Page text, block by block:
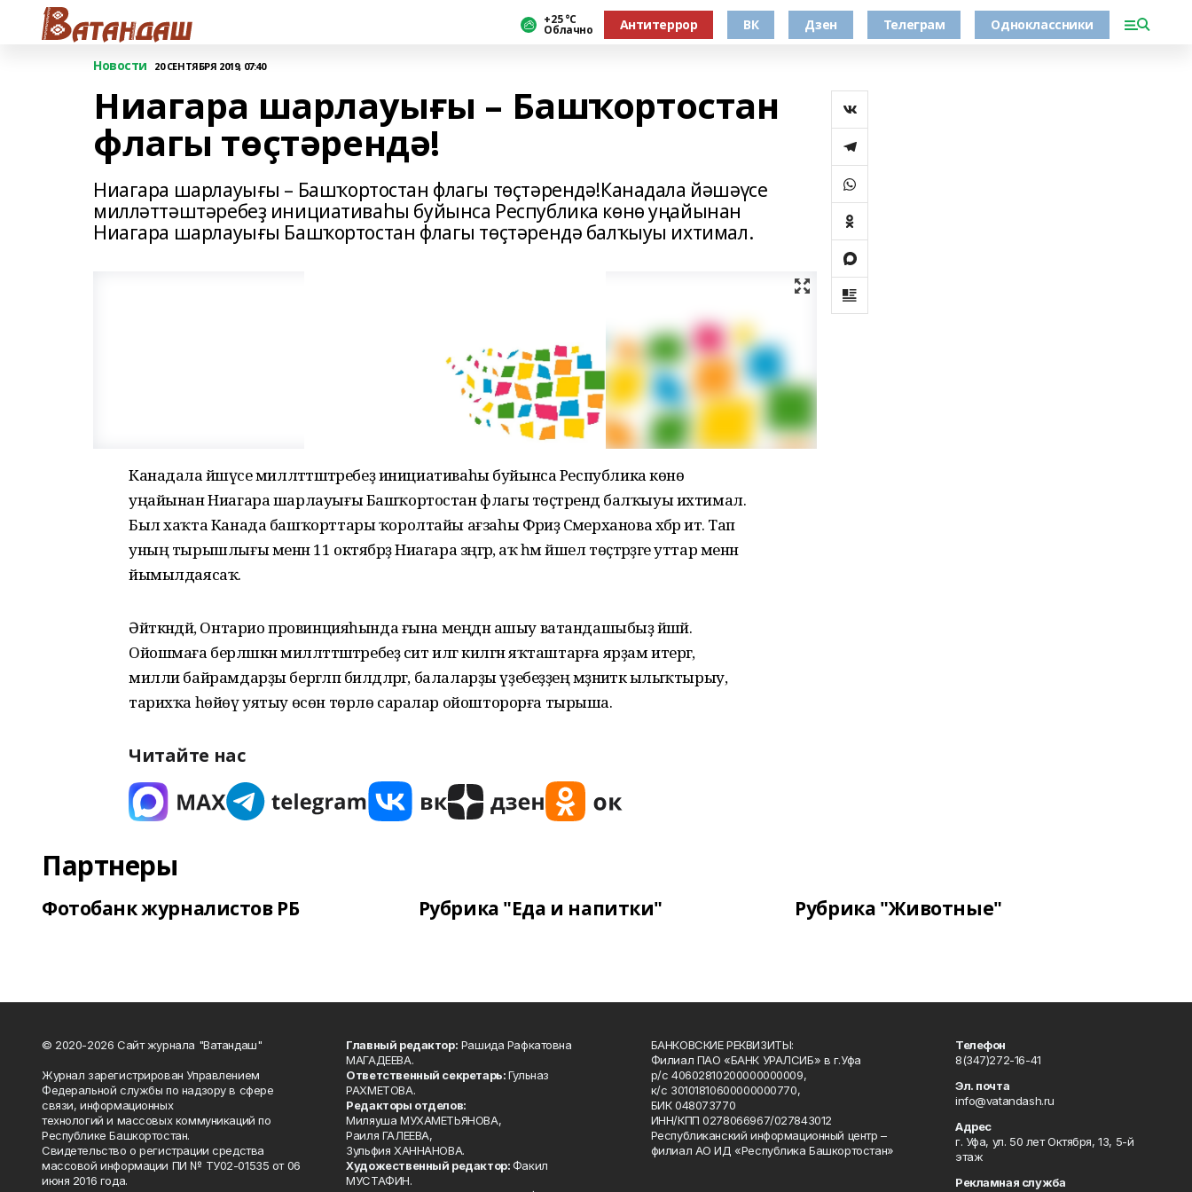
+25 °С
Облачно Антитеррор ВК Дзен Телеграм Одноклассники
Новости 20 СЕНТЯБРЯ 2019, 07:40
Ниагара шарлауығы – Башҡортостан
флагы төҫтәрендә!
Ниагара шарлауығы – Башҡортостан флагы төҫтәрендә!Канадала йәшәүсе
милләттәштәребеҙ инициативаһы буйынса Республика көнө уңайынан
Ниагара шарлауығы Башҡортостан флагы төҫтәрендә балҡыуы ихтимал.
Канадала йәшәүсе милләттәштәребеҙ инициативаһы буйынса Республика көнө
уңайынан Ниагара шарлауығы Башҡортостан флагы төҫтәрендә балҡыуы ихтимал.
Был хаҡта Канада башҡорттары ҡоролтайы ағзаһы Фәриҙә Сәмерханова хәбәр итә. Тап
уның тырышлығы менән 11 октябрҙә Ниагара зәңгәр, аҡ һәм йәшел төҫтәрҙәге уттар менән
йымылдаясаҡ.
Әйткәндәй, Онтарио провинцияһында ғына меңдән ашыу ватандашыбыҙ йәшәй.
Ойошмаға берләшкән милләттәштәребеҙ сит илгә килгән яҡташтарға ярҙам итергә,
милли байрамдарҙы бергәләп билдәләргә, балаларҙы үҙебеҙҙең мәҙәниәткә ылыҡтырыу,
тарихҡа һөйөү уятыу өсөн төрлө саралар ойошторорға тырыша.
Читайте нас
Партнеры
Фотобанк журналистов РБ Рубрика "Еда и напитки" Рубрика "Животные"
© 2020-2026 Сайт журнала "Ватандаш"
Журнал зарегистрирован Управлением
Федеральной службы по надзору в сфере
связи, информационных
технологий и массовых коммуникаций по
Республике Башкортостан.
Свидетельство о регистрации средства
массовой информации ПИ № ТУ02-01535 от 06
июня 2016 года.
Главный редактор: Рашида Рафкатовна
МАГАДЕЕВА.
Ответственный секретарь:Гульназ
РАХМЕТОВА.
Редакторы отделов:
Миляуша МУХАМЕТЬЯНОВА,
Раиля ГАЛЕЕВА,
Зульфия ХАННАНОВА.
Художественный редактор:Факил
МУСТАФИН.
БАНКОВСКИЕ РЕКВИЗИТЫ:
Филиал ПАО «БАНК УРАЛСИБ» в г.Уфа
р/с 40602810200000000009,
к/с 30101810600000000770,
БИК 048073770
ИНН/КПП 0278066967/027843012
Республиканский информационный центр –
филиал АО ИД «Республика Башкортостан»
Телефон
8(347)272-16-41
Эл. почта
info@vatandash.ru
Адрес
г. Уфа, ул. 50 лет Октября, 13, 5-й
этаж
Рекламная служба